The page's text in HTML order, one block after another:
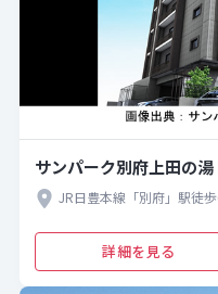
サンパーク別府上田の
JR日豊本線「別府」駅徒
詳細を見る